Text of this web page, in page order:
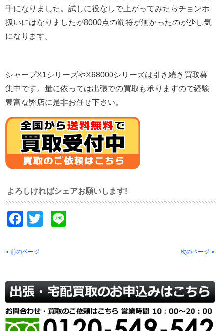
手になりました。試しに役なしで上がってみたらチョンホ
扱いにはなりましたが8000点の罰符が無かったのが少し気
になります。
シャープX1シリーズやX68000シリーズは引き続き買取募
集中です。量に依っては出張での買取も承りますので経験
豊富な弊店に是非お任せ下さい。
よろしければシェアお願いします!
Facebook
Twitter
« 前のページ 次のページ »